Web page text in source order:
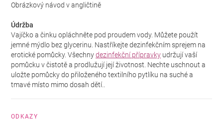
Obrázkový návod v angličtině
Údržba
Vajíčko a činku opláchněte pod proudem vody. Můžete použít
jemné mýdlo bez glycerinu. Nastříkejte dezinfekčním sprejem na
erotické pomůcky. Všechnydezinfekční přípravky udržují vaší
pomůcku v čistotě a prodlužují její životnost. Nechte uschnout a
uložte pomůcky do přiloženého textilního pytlíku na suché a
tmavé místo mimo dosah dětí..
ODKAZY